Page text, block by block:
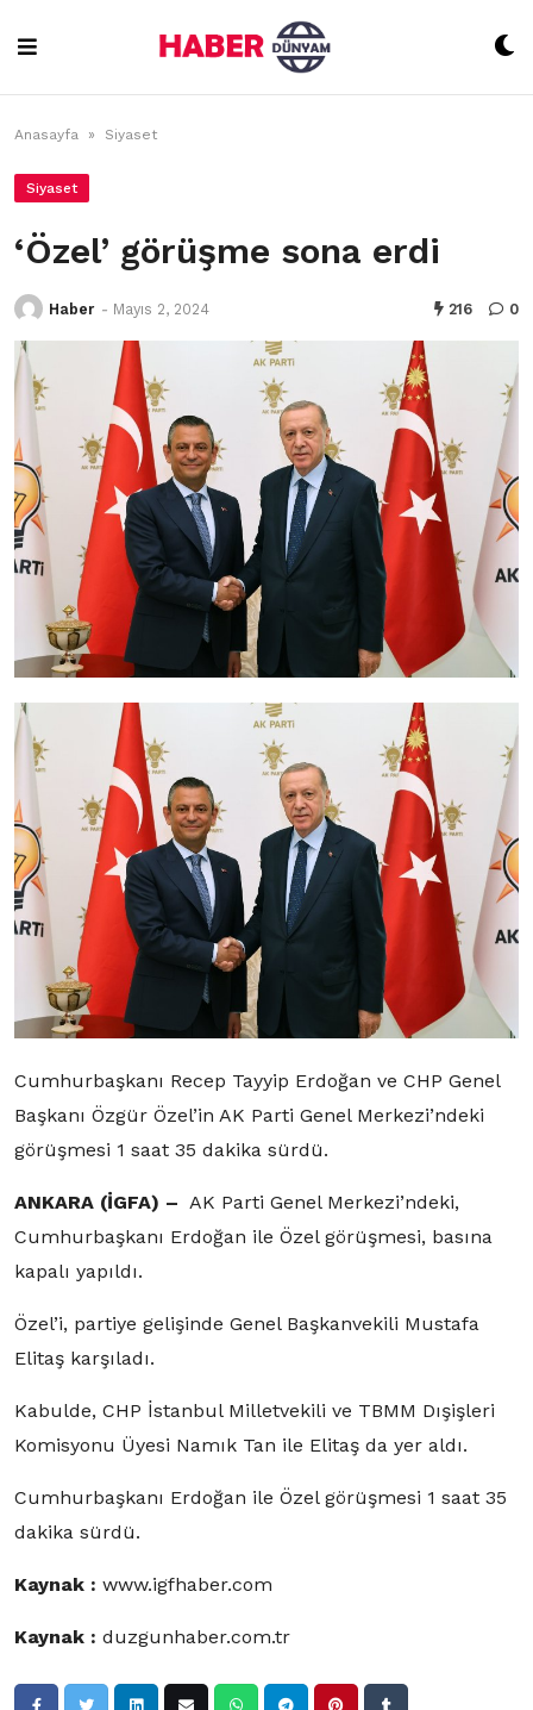
content
Anasayfa » Siyaset
Siyaset
‘Özel’ görüşme sona erdi
Haber - Mayıs 2, 2024 216 0
Cumhurbaşkanı Recep Tayyip Erdoğan ve CHP Genel
Başkanı Özgür Özel’in AK Parti Genel Merkezi’ndeki
görüşmesi 1 saat 35 dakika sürdü.
ANKARA (İGFA) – AK Parti Genel Merkezi’ndeki,
Cumhurbaşkanı Erdoğan ile Özel görüşmesi, basına
kapalı yapıldı.
Özel’i, partiye gelişinde Genel Başkanvekili Mustafa
Elitaş karşıladı.
Kabulde, CHP İstanbul Milletvekili ve TBMM Dışişleri
Komisyonu Üyesi Namık Tan ile Elitaş da yer aldı.
Cumhurbaşkanı Erdoğan ile Özel görüşmesi 1 saat 35
dakika sürdü.
Kaynak : www.igfhaber.com
Kaynak : duzgunhaber.com.tr